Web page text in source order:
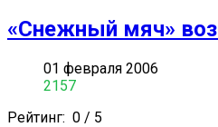
«Снежный мяч»
01 февраля 2006
2157
Рейтинг: 0 / 5